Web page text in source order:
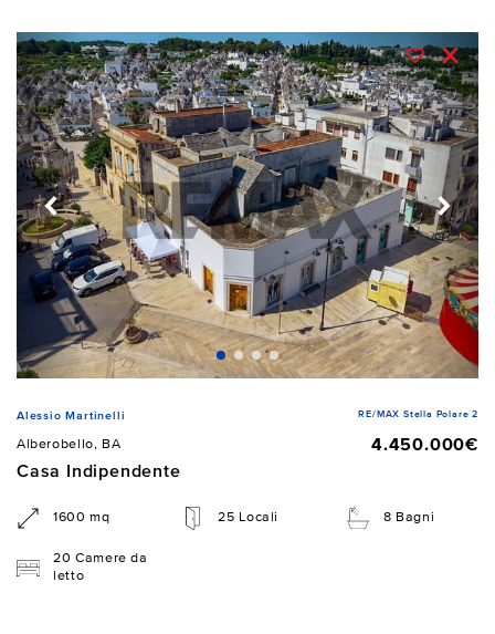
Alessio Martinelli RE/MAX Stella Polare 2
Alberobello, BA
4.450.000€
Casa Indipendente
1600 mq 25 Locali 8 Bagni
20 Camere da
letto